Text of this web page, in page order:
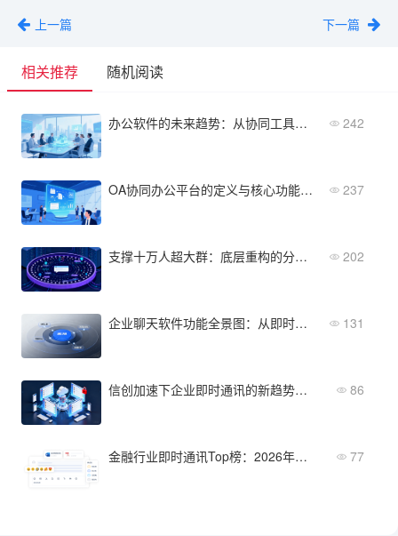
上一篇
下一篇
相关推荐 随机阅读
办公软件的未来趋势：从协同工具到智能业务平台 242
OA协同办公平台的定义与核心功能解析 237
支撑十万人超大群：底层重构的分布式高可用IM群聊软件 202
企业聊天软件功能全景图：从即时消息到企业数字中枢 131
信创加速下企业即时通讯的新趋势与选型方向 86
金融行业即时通讯Top榜：2026年热门产品横向对比 77